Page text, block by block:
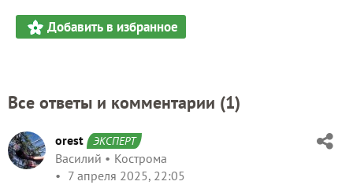
Добавить в избранное
Все ответы и комментарии (1)
orest ЭКСПЕРТ
Василий
Кострома
7 апреля 2025, 22:05